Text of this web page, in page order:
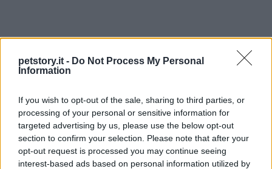
petstory.it - Do Not Process My Personal
Information
If you wish to opt-out of the sale, sharing to third parties, or
processing of your personal or sensitive information for
targeted advertising by us, please use the below opt-out
section to confirm your selection. Please note that after your
opt-out request is processed you may continue seeing
interest-based ads based on personal information utilized by